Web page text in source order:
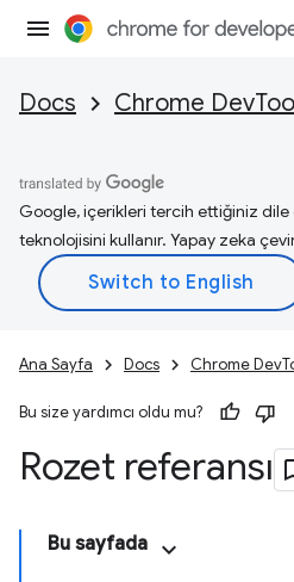
Docs Chrome
Google, içerikleri tercih ettiğiniz
teknolojisini kullanır. Yapay zeka
Ana Sayfa Docs Chrome
Bu size yardımcı oldu mu?
Rozet referansı
Bu sayfada